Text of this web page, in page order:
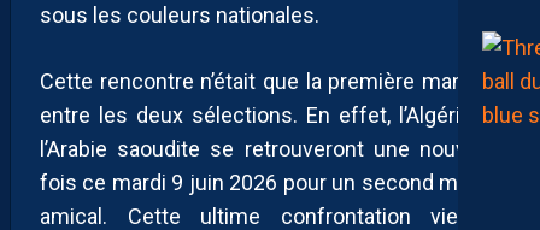
sous les couleurs nationales.
Cette rencontre n’était que la première manche
entre les deux sélections. En effet, l’Algérie et
l’Arabie saoudite se retrouveront une nouvelle
fois ce mardi 9 juin 2026 pour un second match
amical. Cette ultime confrontation viendra